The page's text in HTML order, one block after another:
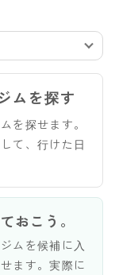
ムを探す
を探せます。
て、行けた日
おこう。
ムを候補に入
ます。実際に